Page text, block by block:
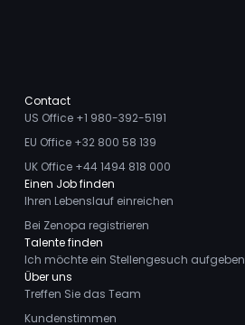
Contact
US Office +1 980-392-5191
EU Office +32 800 58 139
UK Office +44 1494 818 000
Einen Job finden
Ihren Lebenslauf einreichen
Bei Zenopa registrieren
Talente finden
Ich möchte ein Stellengesuch aufgeben
Über uns
Treffen Sie das Team
Kundenstimmen